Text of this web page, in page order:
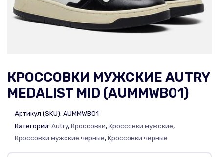
КРОССОВКИ МУЖСКИЕ AUTRY
MEDALIST MID (AUMMWB01)
Артикул (SKU): AUMMWB01
Категорий: Autry,Кроссовки,Кроссовки мужские,
Кроссовки мужские черные,Кроссовки черные